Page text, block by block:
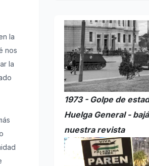
la
nos
la
1973 - Golpe de
Huelga General -
nuestra revista